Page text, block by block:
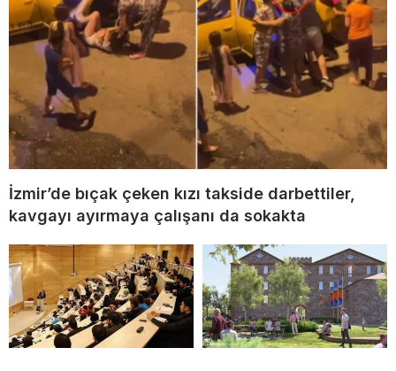
İzmir’de bıçak çeken kızı takside darbettiler,
kavgayı ayırmaya çalışanı da sokakta